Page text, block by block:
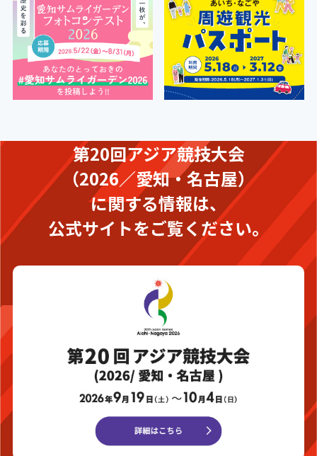
第20回アジア競技大会
（2026／愛知・名古屋）
に関する情報は、
公式サイトをご覧ください。